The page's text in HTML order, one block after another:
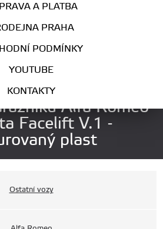
A PLATBA
PRAHA
PODMÍNKY
YOUTUBE
KONTAKTY
VÝFUK
INTERIÉR
Design Spoiler
Alfa Romeo
Facelift V.1 -
plast
Ostatní vozy